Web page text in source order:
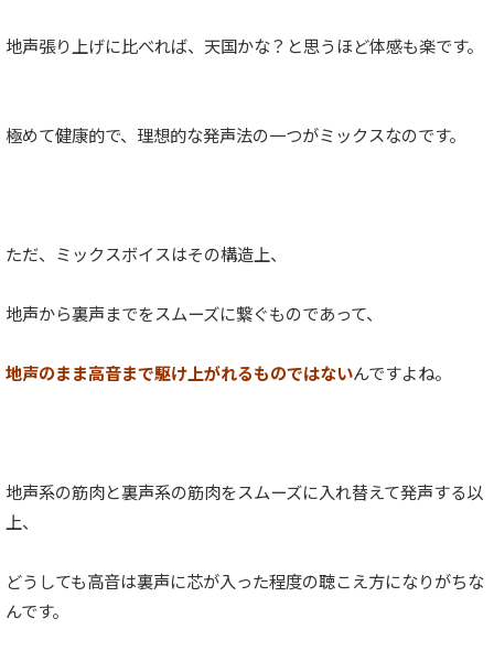
地声張り上げに比べれば、天国かな？と思うほど体感も楽です。
極めて健康的で、理想的な発声法の一つがミックスなのです。
ただ、ミックスボイスはその構造上、
地声から裏声までをスムーズに繋ぐものであって、
地声のまま高音まで駆け上がれるものではないんですよね。
地声系の筋肉と裏声系の筋肉をスムーズに入れ替えて発声する以
上、
どうしても高音は裏声に芯が入った程度の聴こえ方になりがちな
んです。